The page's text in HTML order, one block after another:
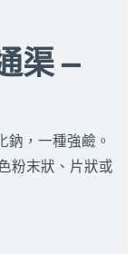
渠 —
鈉，一種強鹼。
粉末狀、片狀或